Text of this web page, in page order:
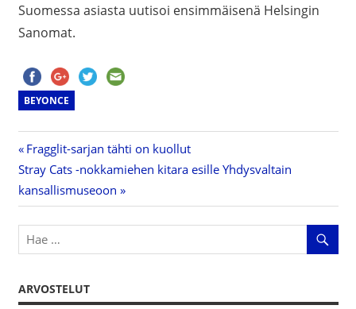
Suomessa asiasta uutisoi ensimmäisenä Helsingin
Sanomat.
BEYONCE
Artikkelien
selaus
Previous
Post:
Fragglit-sarjan tähti on kuollut
Next
Post:
Stray Cats -nokkamiehen kitara esille Yhdysvaltain
kansallismuseoon
ARVOSTELUT